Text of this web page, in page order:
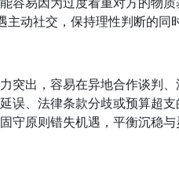
主动社交，保持理性判断的
突出，容易在异地合作谈判
误、法律条款分歧或预算超
守原则错失机遇，平衡沉稳